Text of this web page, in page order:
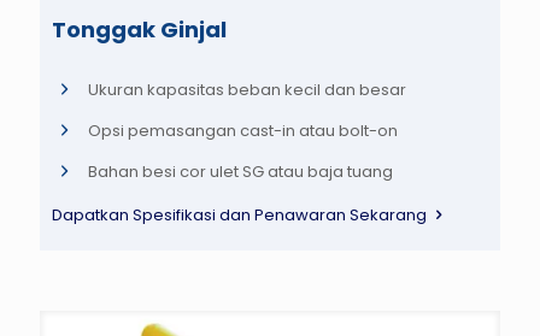
Tonggak Ginjal
Ukuran kapasitas beban kecil dan besar
Opsi pemasangan cast-in atau bolt-on
Bahan besi cor ulet SG atau baja tuang
Dapatkan Spesifikasi dan Penawaran Sekarang